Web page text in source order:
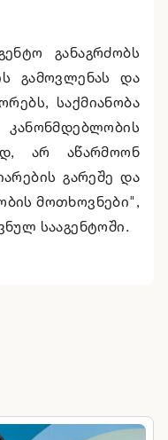
განაგრძობს
გამოვლენას და
საქმიანობა
არ აწარმოონ
გარეშე და
მოთხოვნები",
სააგენტოში.